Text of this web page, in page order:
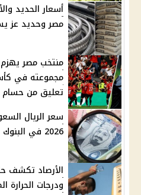
أسعار الحديد
مصر وحديد عز
منتخب مصر يهزم
تعليق من
2026 في البنوك المصرية
الأرصاد تكشف
ودرجات الحرارة